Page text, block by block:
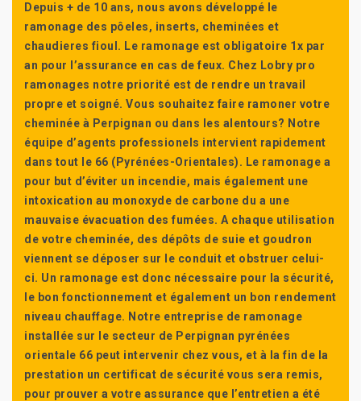
Depuis + de 10 ans, nous avons développé le
ramonage des pôeles, inserts, cheminées et
chaudieres fioul. Le ramonage est obligatoire 1x par
an pour l’assurance en cas de feux. Chez Lobry pro
ramonages notre priorité est de rendre un travail
propre et soigné. Vous souhaitez faire ramoner votre
cheminée à Perpignan ou dans les alentours? Notre
équipe d’agents professionels intervient rapidement
dans tout le 66 (Pyrénées-Orientales). Le ramonage a
pour but d’éviter un incendie, mais également une
intoxication au monoxyde de carbone du a une
mauvaise évacuation des fumées. A chaque utilisation
de votre cheminée, des dépôts de suie et goudron
viennent se déposer sur le conduit et obstruer celui-
ci. Un ramonage est donc nécessaire pour la sécurité,
le bon fonctionnement et également un bon rendement
niveau chauffage. Notre entreprise de ramonage
installée sur le secteur de Perpignan pyrénées
orientale 66 peut intervenir chez vous, et à la fin de la
prestation un certificat de sécurité vous sera remis,
pour prouver a votre assurance que l’entretien a été